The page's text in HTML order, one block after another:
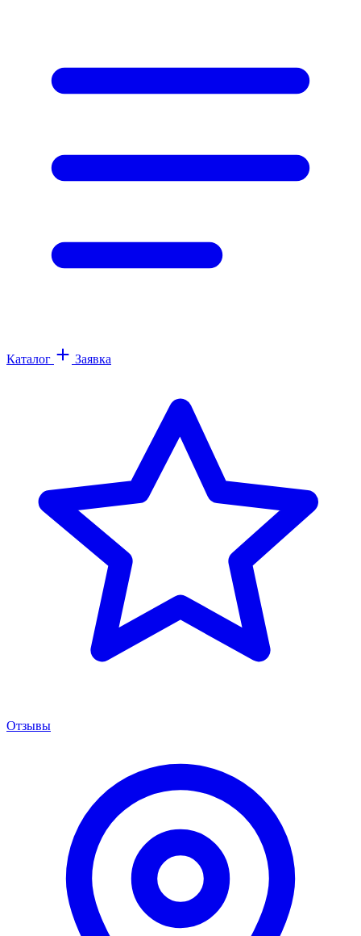
Каталог Заявка
Отзывы
Менеджер сервиса
Онлайн · отвечаем за 5 мин